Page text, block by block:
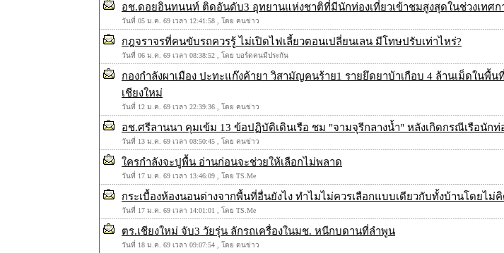
อช.ดอยอินทนนท์ ติดอันดับ3 อุทยานแห่งชาติที่มีนักท่องเที่ยวเข้าชมสูงสุดในช่วงเทศก
วันที่ 05 ม.ค. 69 เวลา 12:41:58 , โดย คนข่าว
กฎจราจรที่คนขับรถควรรู้ ไม่เปิดไฟเลี้ยวตอนเปลี่ยนเลน มีโทษปรับเท่าไหร่?
วันที่ 06 ม.ค. 69 เวลา 08:38:52 , โดย บอร์ดคนมีประกัน
กองกำลังผาเมือง ปะทะแก๊งค้ายา วิสามัญคนร้าย1 รายยึดยาบ้าเกือบ 4 ล้านเม็ดในพื้น
เชียงใหม่
วันที่ 12 ม.ค. 69 เวลา 22:39:36 , โดย คนข่าว
อช.ศรีลานนา คุมเข้ม 13 ข้อปฏิบัติเดินเรือ ชม "จามจุรีกลางน้ำ" หลังเกิดกรณีเรือนักท่
วันที่ 13 ม.ค. 69 เวลา 08:50:45 , โดย คนข่าว
ใครกำลังจะปูพื้น อ่านก่อนจะช่วยให้เลือกไม่พลาด
วันที่ 17 ม.ค. 69 เวลา 13:46:09 , โดย TS.Me
กระเบื้องห้องนอนต่างจากพื้นที่อื่นยังไง ทำไมไม่ควรเลือกแบบเดียวกับทั้งบ้านโดยไม่
วันที่ 17 ม.ค. 69 เวลา 14:01:01 , โดย TS.Me
ตร.เชียงใหม่ จับ3 วัยรุ่น ลักรถเครื่องในมช. หนีกบดานที่ลำพูน
วันที่ 18 ม.ค. 69 เวลา 09:07:54 , โดย ตนข่าว